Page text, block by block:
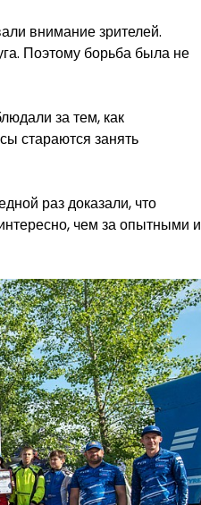
внимание зрителей.
Поэтому борьба была не
за тем, как
стараются занять
раз доказали, что
чем за опытными и